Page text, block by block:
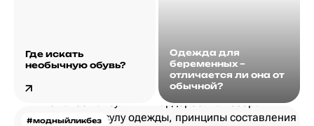
Где искать
необычную обувь?
Одежда для
беременных –
отличается ли она от
обычной?
#модныйликбез